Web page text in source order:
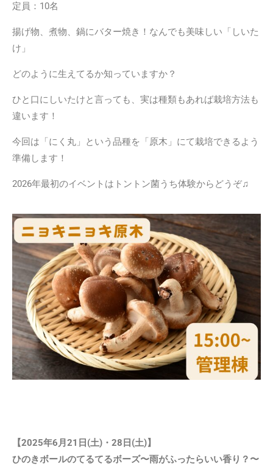
定員：10名
揚げ物、煮物、鍋にバター焼き！なんでも美味しい「しいた
け」
どのように生えてるか知っていますか？
ひと口にしいたけと言っても、実は種類もあれば栽培方法も
違います！
今回は「にく丸」という品種を「原木」にて栽培できるよう
準備します！
2026年最初のイベントはトントン菌うち体験からどうぞ♫
【2025年6月21日(土)・28日(土)】
ひのきボールのてるてるボーズ〜雨がふったらいい香り？〜